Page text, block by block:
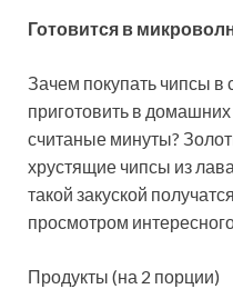
Готовится в
Зачем покупать чипсы в
приготовить в
считаные минуты?
хрустящие чипсы из
такой закуской
просмотром
Продукты (на 2 порции)